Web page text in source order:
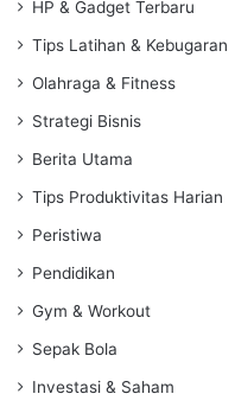
HP & Gadget Terbaru
Tips Latihan & Kebugaran
Olahraga & Fitness
Strategi Bisnis
Berita Utama
Tips Produktivitas Harian
Peristiwa
Pendidikan
Gym & Workout
Sepak Bola
Investasi & Saham